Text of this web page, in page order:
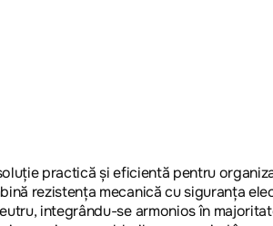
practică și eficientă pentru
rezistența mecanică cu siguranța
integrându-se armonios în